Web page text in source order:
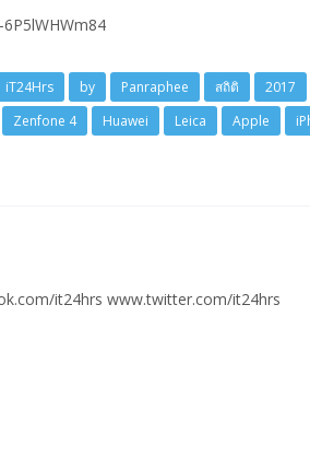
iT24Hrs by Panraphee สถิติ 2017
Zenfone 4 Huawei Leica Apple
it24hrs www.twitter.com/it24hrs